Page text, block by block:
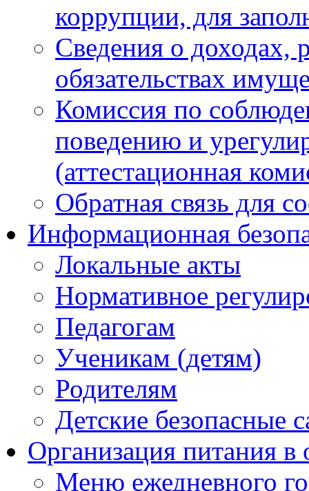
коррупции, для
Сведения о доходах,
обязательствах
Комиссия по
поведению и
(аттестационная
Обратная связь для
Информационная
Локальные акты
Нормативное
Педагогам
Ученикам (детям)
Родителям
Детские безопасные
Организация питания в
Меню ежедневного